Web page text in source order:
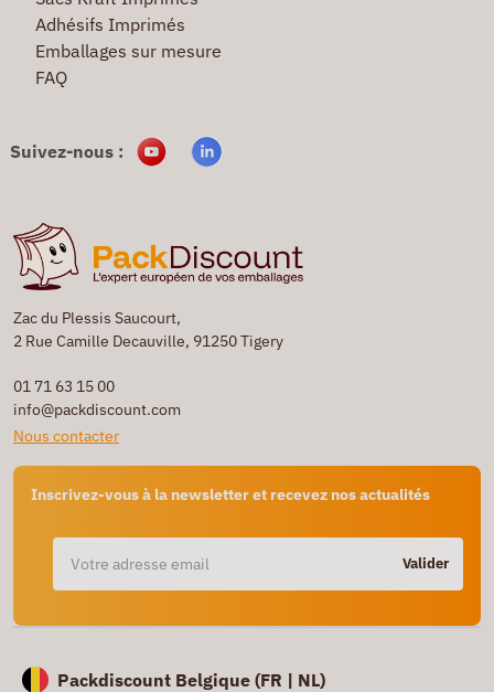
Zac du Plessis Saucourt,
2 Rue Camille Decauville, 91250 Tigery
01 71 63 15 00
info@packdiscount.com
Nous contacter
Inscrivez-vous à la newsletter et recevez nos actualités
Valider
Adhésifs Imprimés
Emballages sur mesure
FAQ
Suivez-nous :
Packdiscount Belgique (FR | NL)